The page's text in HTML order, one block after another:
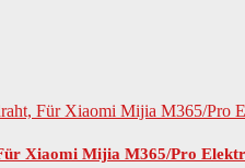
Für Xiaomi Mijia M365/Pro